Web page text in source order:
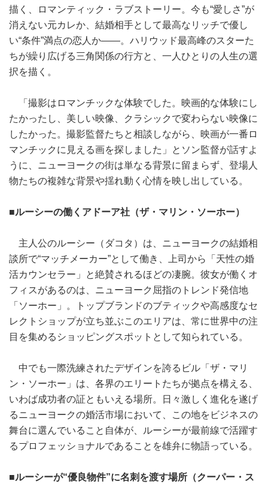
描く、ロマンティック・ラブストーリー。今も“愛しさ”が
消えない元カレか、結婚相手として最高なリッチで優し
い“条件”満点の恋人か――。ハリウッド最高峰のスターた
ちが繰り広げる三角関係の行方と、一人ひとりの人生の選
択を描く。
「撮影はロマンチックな体験でした。映画的な体験にし
たかったし、美しい映像、クラシックで変わらない映像に
したかった。撮影監督たちと相談しながら、映画が一番ロ
マンチックに見える画を探しました」とソン監督が話すよ
うに、ニューヨークの街は単なる背景に留まらず、登場人
物たちの複雑な背景や揺れ動く心情を映し出している。
■ルーシーの働くアドーア社（ザ・マリン・ソーホー）
主人公のルーシー（ダコタ）は、ニューヨークの結婚相
談所で“マッチメーカー”として働き、上司から「天性の婚
活カウンセラー」と絶賛されるほどの凄腕。彼女が働くオ
フィスがあるのは、ニューヨーク屈指のトレンド発信地
「ソーホー」。トップブランドのブティックや高感度なセ
レクトショップが立ち並ぶこのエリアは、常に世界中の注
目を集めるショッピングスポットとして知られている。
中でも一際洗練されたデザインを誇るビル「ザ・マリ
ン・ソーホー」は、各界のエリートたちが拠点を構える、
いわば成功者の証ともいえる場所。日々激しく進化を遂げ
るニューヨークの婚活市場において、この地をビジネスの
舞台に選んでいること自体が、ルーシーが最前線で活躍す
るプロフェッショナルであることを雄弁に物語っている。
■ルーシーが“優良物件”に名刺を渡す場所（クーパー・ス